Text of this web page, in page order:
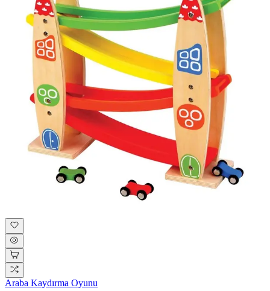
Araba Kaydırma Oyunu